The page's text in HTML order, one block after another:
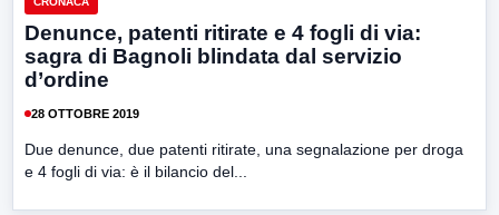
Denunce, patenti ritirate e 4 fogli di via:
sagra di Bagnoli blindata dal servizio
d’ordine
28 OTTOBRE 2019
Due denunce, due patenti ritirate, una segnalazione per droga
e 4 fogli di via: è il bilancio del...